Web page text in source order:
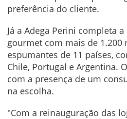
preferência do cliente.
Já a Adega Perini completa
gourmet com mais de 1.200
espumantes de 11 países,
Chile, Portugal e Argentina.
com a presença de um
na escolha.
"Com a reinauguração das